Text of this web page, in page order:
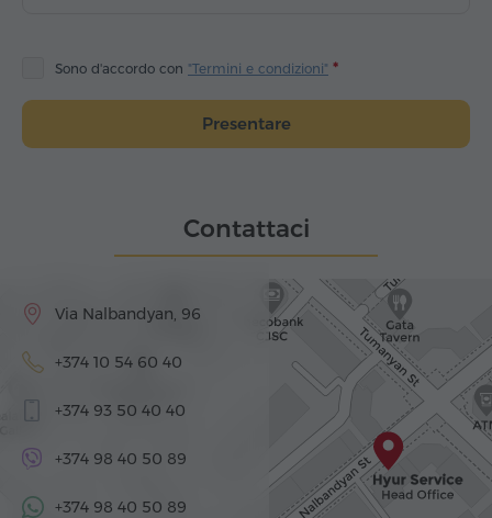
Sono d'accordo con "Termini e condizioni"
Presentare
Contattaci
Via Nalbandyan, 96
+374 10 54 60 40
+374 93 50 40 40
+374 98 40 50 89
+374 98 40 50 89